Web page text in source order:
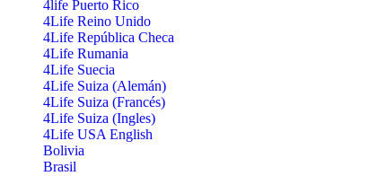
4life Puerto Rico
4Life Reino Unido
4Life República Checa
4Life Rumania
4Life Suecia
4Life Suiza (Alemán)
4Life Suiza (Francés)
4Life Suiza (Ingles)
4Life USA English
Bolivia
Brasil